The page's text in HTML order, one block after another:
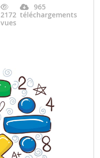
2172
vues
965
téléchargements